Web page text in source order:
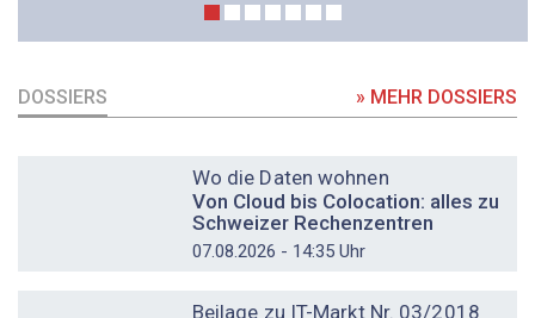
DOSSIERS » MEHR DOSSIERS
Wo die Daten wohnen
Von Cloud bis Colocation: alles zu
Schweizer Rechenzentren
07.08.2026 - 14:35 Uhr
Beilage zu IT-Markt Nr. 03/2018